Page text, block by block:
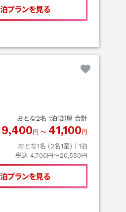
プランを見る
おとな2名 1泊1部屋 合計
9,400 円 〜 41,100 円
おとな1名 (2名1室)｜ 1泊
税込 4,700円〜20,550円
プランを見る